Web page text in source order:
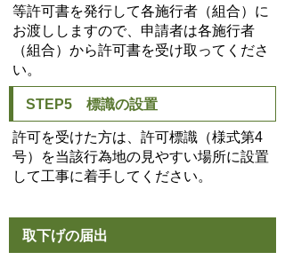
等許可書を発行して各施行者（組合）に
お渡ししますので、申請者は各施行者
（組合）から許可書を受け取ってくださ
い。
STEP5 標識の設置
許可を受けた方は、許可標識（様式第4
号）を当該行為地の見やすい場所に設置
して工事に着手してください。
取下げの届出